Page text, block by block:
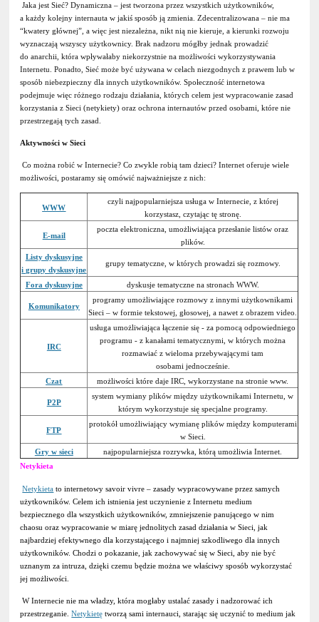
Jaka jest Sieć? Dynamiczna – jest tworzona przez wszystkich użytkowników,
a każdy kolejny internauta w jakiś sposób ją zmienia. Zdecentralizowana – nie ma
“kwatery głównej”, a więc jest niezależna, nikt nią nie kieruje, a kierunki rozwoju
wyznaczają wszyscy użytkownicy. Brak nadzoru mógłby jednak prowadzić
do anarchii, która wpływałaby niekorzystnie na możliwości wykorzystywania
Internetu. Ponadto, Sieć może być używana w celach niezgodnych z prawem lub w
sposób niebezpieczny dla innych użytkowników. Społeczność internetowa
podejmuje więc różnego rodzaju działania, których celem jest wypracowanie zasad
korzystania z Sieci (netykiety) oraz ochrona internautów przed osobami, które nie
przestrzegają tych zasad.
Aktywności w Sieci
Co można robić w Internecie? Co zwykle robią tam dzieci? Internet oferuje wiele
możliwości, postaramy się omówić najważniejsze z nich:
WWW
czyli najpopularniejsza usługa w Internecie, z której
korzystasz, czytając tę stronę.
E-mail
poczta elektroniczna, umożliwiająca przesłanie listów oraz
plików.
Listy dyskusyjne
i grupy dyskusyjne
grupy tematyczne, w których prowadzi się rozmowy.
Fora dyskusyjne dyskusje tematyczne na stronach WWW.
Komunikatory
programy umożliwiające rozmowy z innymi użytkownikami
Sieci – w formie tekstowej, głosowej, a nawet z obrazem video.
IRC
usługa umożliwiająca łączenie się - za pomocą odpowiedniego
programu - z kanałami tematycznymi, w których można
rozmawiać z wieloma przebywającymi tam
osobami jednocześnie.
Czat
możliwości które daje IRC, wykorzystane na stronie www.
P2P
system wymiany plików między użytkownikami Internetu, w
którym wykorzystuje się specjalne programy.
FTP
protokół umożliwiający wymianę plików między komputerami
w Sieci.
Gry w sieci
najpopularniejsza rozrywka, którą umożliwia Internet.
Netykieta
Netykieta to internetowy savoir vivre – zasady wypracowywane przez samych
użytkowników. Celem ich istnienia jest uczynienie z Internetu medium
bezpiecznego dla wszystkich użytkowników, zmniejszenie panującego w nim
chaosu oraz wypracowanie w miarę jednolitych zasad działania w Sieci, jak
najbardziej efektywnego dla korzystającego i najmniej szkodliwego dla innych
użytkowników. Chodzi o pokazanie, jak zachowywać się w Sieci, aby nie być
uznanym za intruza, dzięki czemu będzie można we właściwy sposób wykorzystać
jej możliwości.
W Internecie nie ma władzy, która mogłaby ustalać zasady i nadzorować ich
przestrzeganie.Netykietę tworzą sami internauci, starając się uczynić to medium jak